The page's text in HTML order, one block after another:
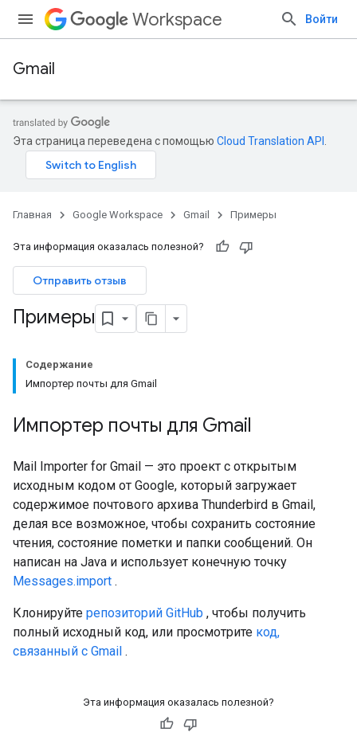
Workspace Войти
Gmail
Эта страница переведена с помощью Cloud Translation API
Главная Google Workspace Gmail Примеры
Эта информация оказалась полезной?
Отправить отзыв
Примеры
Содержание
Импортер почты для Gmail
Импортер почты для Gmail
Mail Importer for Gmail — это проект с открытым
исходным кодом от Google, который загружает
содержимое почтового архива Thunderbird в Gmail,
делая все возможное, чтобы сохранить состояние
чтения, состояние пометки и папки сообщений. Он
написан на Java и использует конечную точку
Messages.import .
Клонируйте репозиторий GitHub , чтобы получить
полный исходный код, или просмотрите код,
связанный с Gmail .
Эта информация оказалась полезной?